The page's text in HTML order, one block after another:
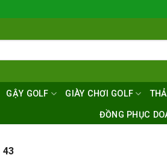
GẬY GOLF GIÀY CHƠI GOLF
ĐỒNG PHỤC
43